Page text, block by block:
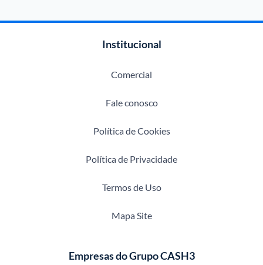
Institucional
Comercial
Fale conosco
Política de Cookies
Política de Privacidade
Termos de Uso
Mapa Site
Empresas do Grupo CASH3